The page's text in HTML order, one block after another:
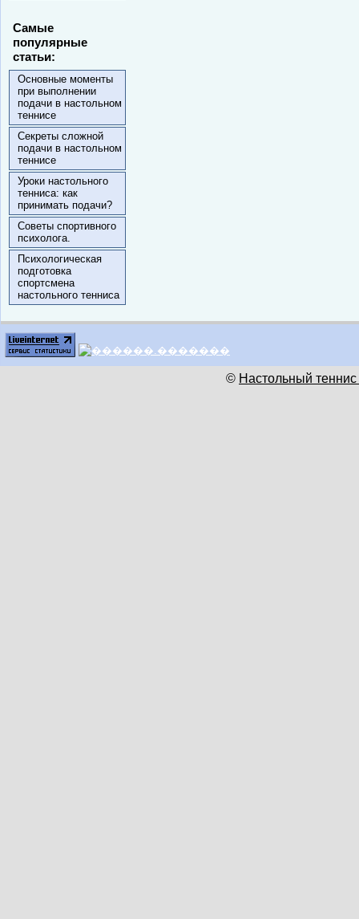
Самые
популярные
статьи:
Основные моменты
при выполнении
подачи в настольном
теннисе
Секреты сложной
подачи в настольном
теннисе
Уроки настольного
тенниса: как
принимать подачи?
Советы спортивного
психолога.
Психологическая
подготовка
спортсмена
настольного тенниса
© Настольный